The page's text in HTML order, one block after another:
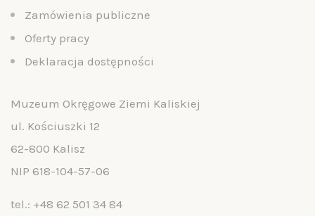
Zamówienia publiczne
Oferty pracy
Deklaracja dostępności
Muzeum Okręgowe Ziemi Kaliskiej
ul. Kościuszki 12
62-800 Kalisz
NIP 618-104-57-06
tel.: +48 62 501 34 84